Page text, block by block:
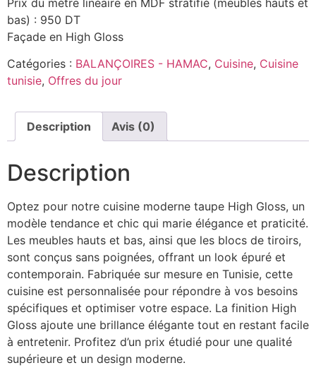
bas) : 950 DT
Façade en High Gloss
Catégories : BALANÇOIRES - HAMAC, Cuisine, Cuisine
tunisie, Offres du jour
Description Avis (0)
Description
Optez pour notre cuisine moderne taupe High Gloss, un
modèle tendance et chic qui marie élégance et praticité.
Les meubles hauts et bas, ainsi que les blocs de tiroirs,
sont conçus sans poignées, offrant un look épuré et
contemporain. Fabriquée sur mesure en Tunisie, cette
cuisine est personnalisée pour répondre à vos besoins
spécifiques et optimiser votre espace. La finition High
Gloss ajoute une brillance élégante tout en restant facile
à entretenir. Profitez d’un prix étudié pour une qualité
supérieure et un design moderne.